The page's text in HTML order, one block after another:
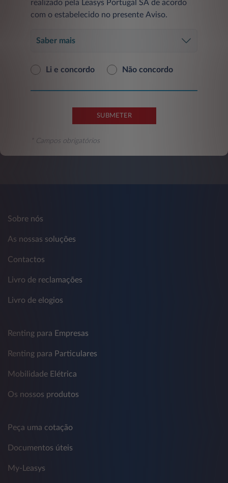
realizado pela Leasys Portugal SA de acordo
com o estabelecido no presente Aviso.
Saber mais
Li e concordo Não concordo
SUBMETER
* Campos obrigatórios
Sobre nós
As nossas soluções
Contactos
Livro de reclamações
Livro de elogios
Renting para Empresas
Renting para Particulares
Mobilidade Elétrica
Os nossos produtos
Peça uma cotação
Documentos úteis
My-Leasys